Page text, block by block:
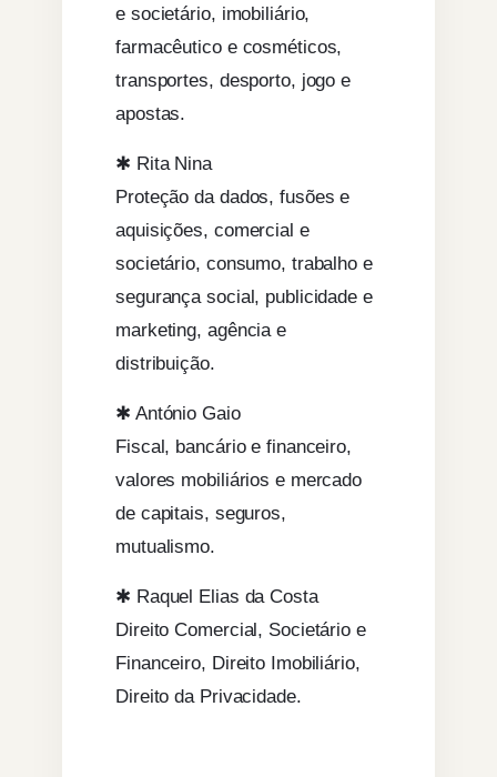
e societário, imobiliário,
farmacêutico e cosméticos,
transportes, desporto, jogo e
apostas.
✱ Rita Nina
Proteção da dados, fusões e
aquisições, comercial e
societário, consumo, trabalho e
segurança social, publicidade e
marketing, agência e
distribuição.
✱ António Gaio
Fiscal, bancário e financeiro,
valores mobiliários e mercado
de capitais, seguros,
mutualismo.
✱ Raquel Elias da Costa
Direito Comercial, Societário e
Financeiro, Direito Imobiliário,
Direito da Privacidade.